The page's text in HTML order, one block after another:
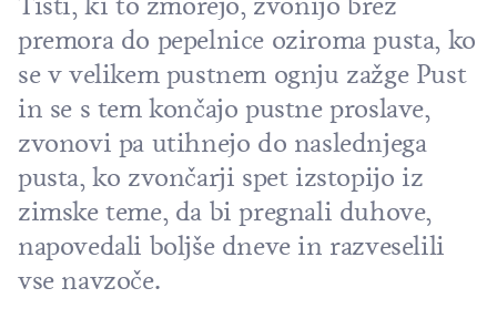
premora do pepelnice oziroma pusta, ko
se v velikem pustnem ognju zažge Pust
in se s tem končajo pustne proslave,
zvonovi pa utihnejo do naslednjega
pusta, ko zvončarji spet izstopijo iz
zimske teme, da bi pregnali duhove,
napovedali boljše dneve in razveselili
vse navzoče.